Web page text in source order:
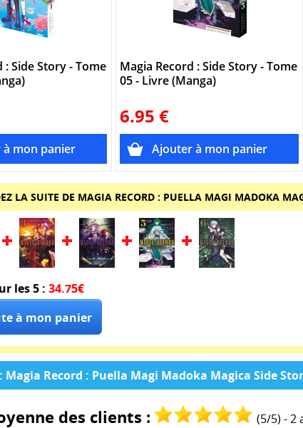
: Side Story - Tome
Magia Record : Side Story - Tome
05 - Livre (Manga)
6.95 €
LA SUITE DE MAGIA RECORD : PUELLA MAGI MADOKA
les 5 : 34.75€
: Magia Record : Puella Magi Madoka Magica Side
des clients : (5/5) -2